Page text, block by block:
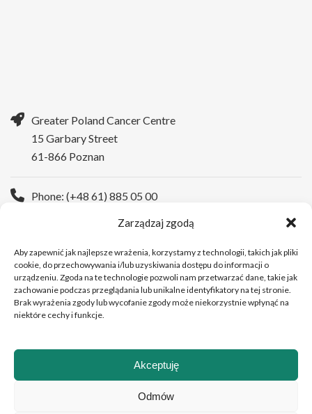
Zarządzaj zgodą
Aby zapewnić jak najlepsze wrażenia, korzystamy z technologii, takich jak pliki
cookie, do przechowywania i/lub uzyskiwania dostępu do informacji o
urządzeniu. Zgoda na te technologie pozwoli nam przetwarzać dane, takie jak
zachowanie podczas przeglądania lub unikalne identyfikatory na tej stronie.
Brak wyrażenia zgody lub wycofanie zgody może niekorzystnie wpłynąć na
niektóre cechy i funkcje.
Akceptuję
Odmów
Greater Poland Cancer Centre
15 Garbary Street
61-866 Poznan
Phone: (+48 61) 885 05 00
Copyright © 2026Greater Poland Cancer Centre